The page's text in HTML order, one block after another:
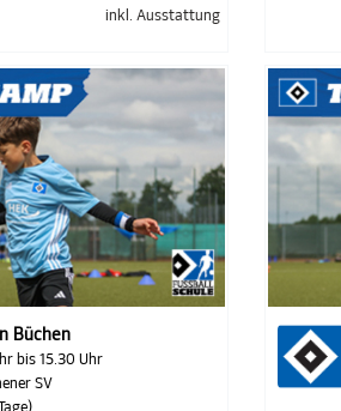
inkl. Ausstattung
Büchen
bis 15.30 Uhr
SV